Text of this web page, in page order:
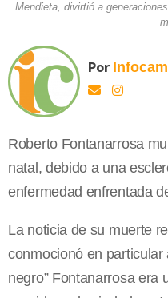
Mendieta, divirtió a
Por
Roberto Fontanarrosa
natal, debido a una
enfermedad enfrentada
La noticia de su muerte
conmocionó en particular
negro” Fontanarrosa era